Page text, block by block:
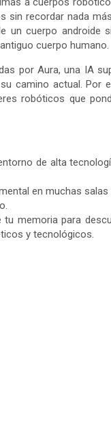
sin recordar nada
un cuerpo androide
cuerpo humano.
por Aura, una IA
camino actual.
robóticos que
de alta
en muchas
memoria para
y tecnológicos.